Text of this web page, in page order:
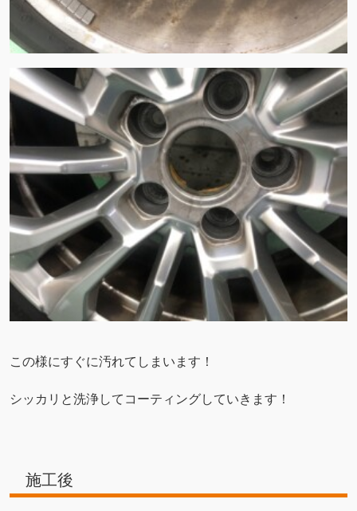
この様にすぐに汚れてしまいます！
シッカリと洗浄してコーティングしていきます！
施工後